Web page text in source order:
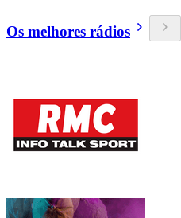
Os melhores rádios